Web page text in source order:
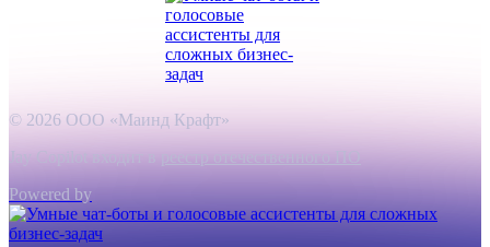
© 2026 ООО «Маинд Крафт»
Jay Copilot входит в
Powered by